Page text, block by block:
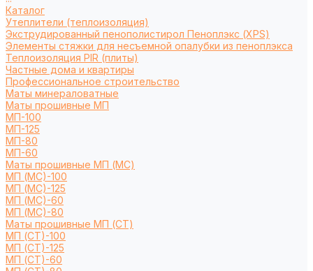
Каталог
Утеплители (теплоизоляция)
Экструдированный пенополистирол Пеноплэкс (XPS)
Элементы стяжки для несъемной опалубки из пеноплэкса
Теплоизоляция PIR (плиты)
Частные дома и квартиры
Профессиональное строительство
Маты минераловатные
Маты прошивные МП
МП-100
МП-125
МП-80
МП-60
Маты прошивные МП (МС)
МП (МС)-100
МП (МС)-125
МП (МС)-60
МП (МС)-80
Маты прошивные МП (СТ)
МП (СТ)-100
МП (СТ)-125
МП (СТ)-60